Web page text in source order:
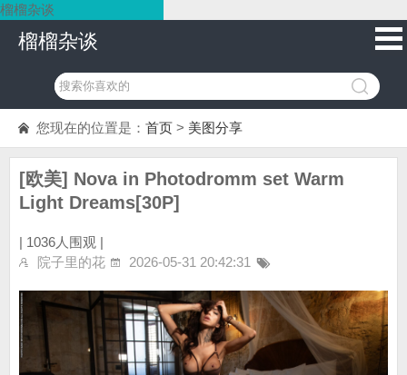
榴榴杂谈
榴榴杂谈
您现在的位置是： 首页 > 美图分享
[欧美] Nova in Photodromm set Warm
Light Dreams[30P]
| 1036人围观 |
院子里的花
2026-05-31 20:42:31